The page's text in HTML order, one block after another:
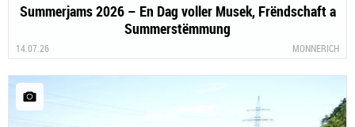
Summerjams 2026 – En Dag voller Musek, Frëndschaft a
Summerstëmmung
14.07.26 MONNERICH